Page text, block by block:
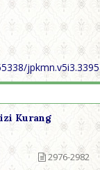
jpkmn.v5i3.3395
Kurang
2976-2982